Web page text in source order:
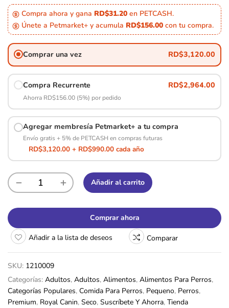
Compra ahora y gana RD$31.20 en PETCASH.
Únete a Petmarket+ y acumula RD$156.00 con tu compra.
Comprar una vez RD$3,120.00
Compra Recurrente RD$2,964.00
Ahorra RD$156.00 (5%) por pedido
Agregar membresía Petmarket+ a tu compra
Envío gratis + 5% de PETCASH en compras futuras
RD$3,120.00 + RD$990.00 cada año
Añadir al carrito
Comprar ahora
Añadir a la lista de deseos Comparar
SKU: 1210009
Categorías: Adultos, Adultos, Alimentos, Alimentos Para Perros,
Categorías Populares, Comida Para Perros, Pequeno, Perros,
Premium, Royal Canin, Seco, Suscríbete Y Ahorra, Tienda